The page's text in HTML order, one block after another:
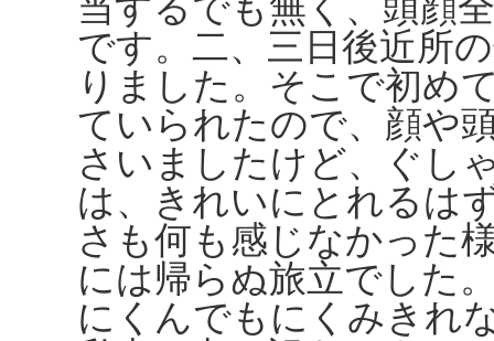
当するでも無く、頭顔
です。二、三日後近所
りました。そこで初め
ていられたので、顔や
さいましたけど、ぐし
は、きれいにとれるは
さも何も感じなかった
には帰らぬ旅立でした
にくんでもにくみきれ